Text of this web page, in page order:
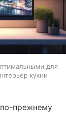
для
кухни
прежнему